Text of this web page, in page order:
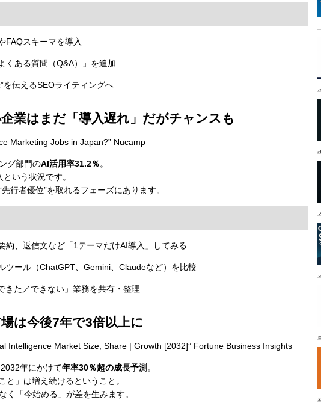
FAQスキーマを導入
くある質問（Q&A）」を追加
を伝えるSEOライティングへ
業はまだ「導入遅れ」だがチャンスも
Marketing Jobs in Japan?” Nucamp
グ部門のAI活用率31.2％。
いう状況です。
行者優位”を取れるフェーズにあります。
約、返信文など「1テーマだけAI導入」してみる
ツール（ChatGPT、Gemini、Claudeなど）を比較
きた／できない」業務を共有・整理
は今後7年で3倍以上に
Intelligence Market Size, Share | Growth [2032]” Fortune Business Insights
年にかけて年率30％超の成長予測 。
と」は増え続けるということ。
く「今始める」が差を生みます。